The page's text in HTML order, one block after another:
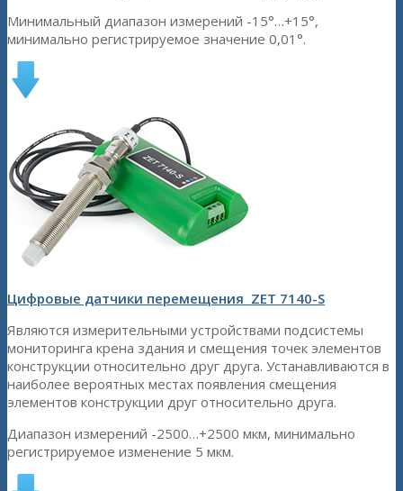
Минимальный диапазон измерений -15°…+15°,
минимально регистрируемое значение 0,01°.
Цифровые датчики перемещения ZET 7140-S
Являются измерительными устройствами подсистемы
мониторинга крена здания и смещения точек элементов
конструкции относительно друг друга. Устанавливаются в
наиболее вероятных местах появления смещения
элементов конструкции друг относительно друга.
Диапазон измерений -2500…+2500 мкм, минимально
регистрируемое изменение 5 мкм.